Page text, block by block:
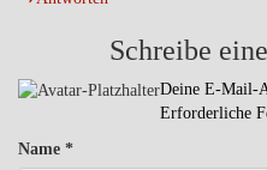
Schreibe
Deine E-Mail-
Erforderliche
Name *